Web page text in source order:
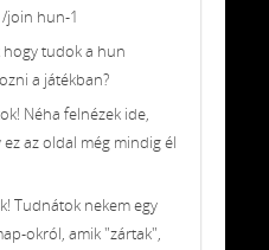
/join hun-1
hogy tudok a hun
a játékban?
Néha felnézek ide,
az oldal még mindig él
Tudnátok nekem egy
okról, amik "zártak",